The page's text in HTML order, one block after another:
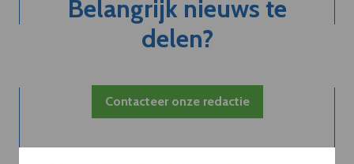
Belangrijk nieuws te
delen?
Contacteer onze redactie